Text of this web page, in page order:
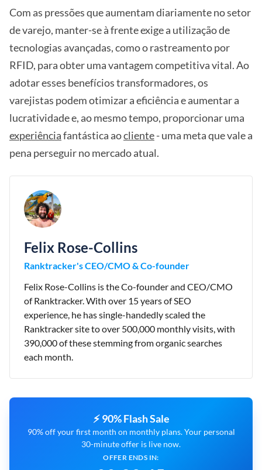
Com as pressões que aumentam diariamente no setor
de varejo, manter-se à frente exige a utilização de
tecnologias avançadas, como o rastreamento por
RFID, para obter uma vantagem competitiva vital. Ao
adotar esses benefícios transformadores, os
varejistas podem otimizar a eficiência e aumentar a
lucratividade e, ao mesmo tempo, proporcionar uma
experiênciafantástica aocliente- uma meta que vale a
pena perseguir no mercado atual.
Felix Rose-Collins
Ranktracker's CEO/CMO & Co-founder
Felix Rose-Collins is the Co-founder and CEO/CMO
of Ranktracker. With over 15 years of SEO
experience, he has single-handedly scaled the
Ranktracker site to over 500,000 monthly visits, with
390,000 of these stemming from organic searches
each month.
⚡ 90% Flash Sale
90% off your first month on monthly plans. Your personal
30-minute offer is live now.
OFFER ENDS IN: